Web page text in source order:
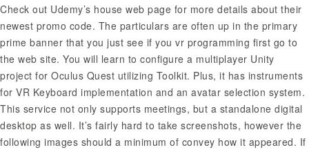
Check out Udemy’s house web page for more details about their
newest promo code. The particulars are often up in the primary
prime banner that you just see if you vr programming first go to
the web site. You will learn to configure a multiplayer Unity
project for Oculus Quest utilizing Toolkit. Plus, it has instruments
for VR Keyboard implementation and an avatar selection system.
This service not only supports meetings, but a standalone digital
desktop as well. It’s fairly hard to take screenshots, however the
following images should a minimum of convey how it appeared. If